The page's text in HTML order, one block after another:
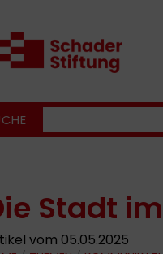
Stadt
vom 05.05.2025